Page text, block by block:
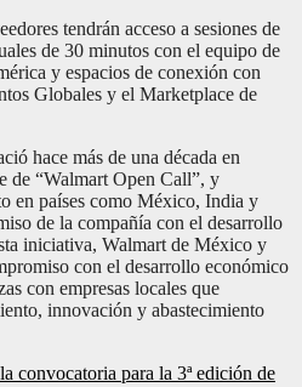
tendrán acceso a sesiones de
de 30 minutos con el equipo de
y espacios de conexión con
Globales y el Marketplace de
hace más de una década en
de “Walmart Open Call”, y
en países como México, India y
de la compañía con el desarrollo
iniciativa, Walmart de México y
con el desarrollo económico
con empresas locales que
innovación y abastecimiento
convocatoria para la 3ª edición de